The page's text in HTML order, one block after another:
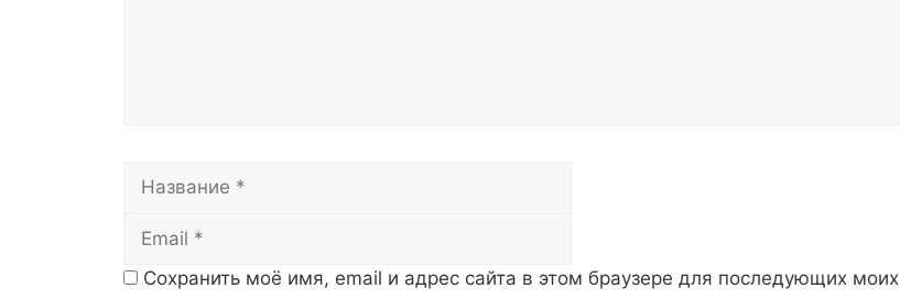
Сохранить моё имя, email и адрес сайта в этом браузере для последующих моих